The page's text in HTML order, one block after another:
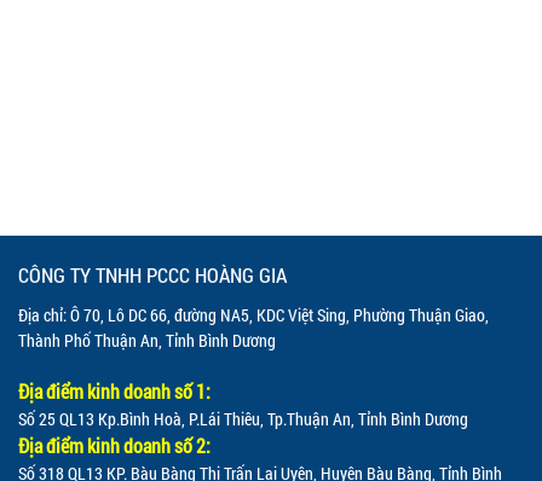
CÔNG TY TNHH PCCC HOÀNG GIA
Địa chỉ: Ô 70, Lô DC 66, đường NA5, KDC Việt Sing, Phường Thuận Giao,
Thành Phố Thuận An, Tỉnh Bình Dương
Địa điểm kinh doanh số 1:
Số 25 QL13 Kp.Bình Hoà, P.Lái Thiêu, Tp.Thuận An, Tỉnh Bình Dương
Địa điểm kinh doanh số 2:
Số 318 QL13 KP. Bàu Bàng Thị Trấn Lai Uyên, Huyện Bàu Bàng, Tỉnh Bình